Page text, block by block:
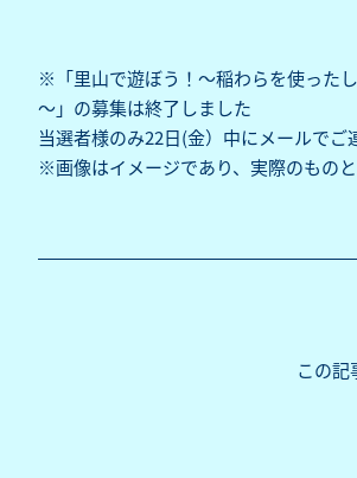
※「里山で遊ぼう！～稲わらを使った
～」の募集は終了しました
当選者様のみ22日(金）中にメールでご
※画像はイメージであり、実際のものと
この記